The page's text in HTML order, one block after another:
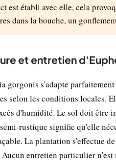
est établi avec elle, cela
dans la bouche, un
et entretien
gorgonis s'adapte
selon les conditions locales.
d'humidité. Le sol doit être
rustique signifie qu'elle
La plantation s'effectue
entretien particulier n'est